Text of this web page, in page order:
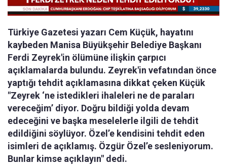
Türkiye Gazetesi yazarı Cem Küçük, hayatını
kaybeden Manisa Büyükşehir Belediye Başkanı
Ferdi Zeyrek'in ölümüne ilişkin çarpıcı
açıklamalarda bulundu. Zeyrek'in vefatından önce
yaptığı tehdit açıklamasına dikkat çeken Küçük
"Zeyrek ‘ne istedikleri ihaleleri ne de paraları
vereceğim’ diyor. Doğru bildiği yolda devam
edeceğini ve başka meselelerle ilgili de tehdit
edildiğini söylüyor. Özel’e kendisini tehdit eden
isimleri de açıklamış. Özgür Özel’e sesleniyorum.
Bunlar kimse açıklayın" dedi.